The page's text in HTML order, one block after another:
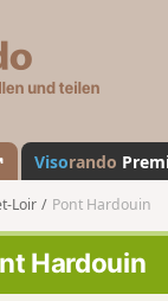
a
n
d
o
Visorando
Loir Pont Hardouin
Hardouin